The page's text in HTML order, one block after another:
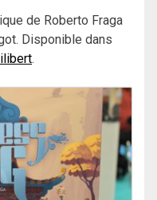
de Roberto Fraga
Disponible dans
.